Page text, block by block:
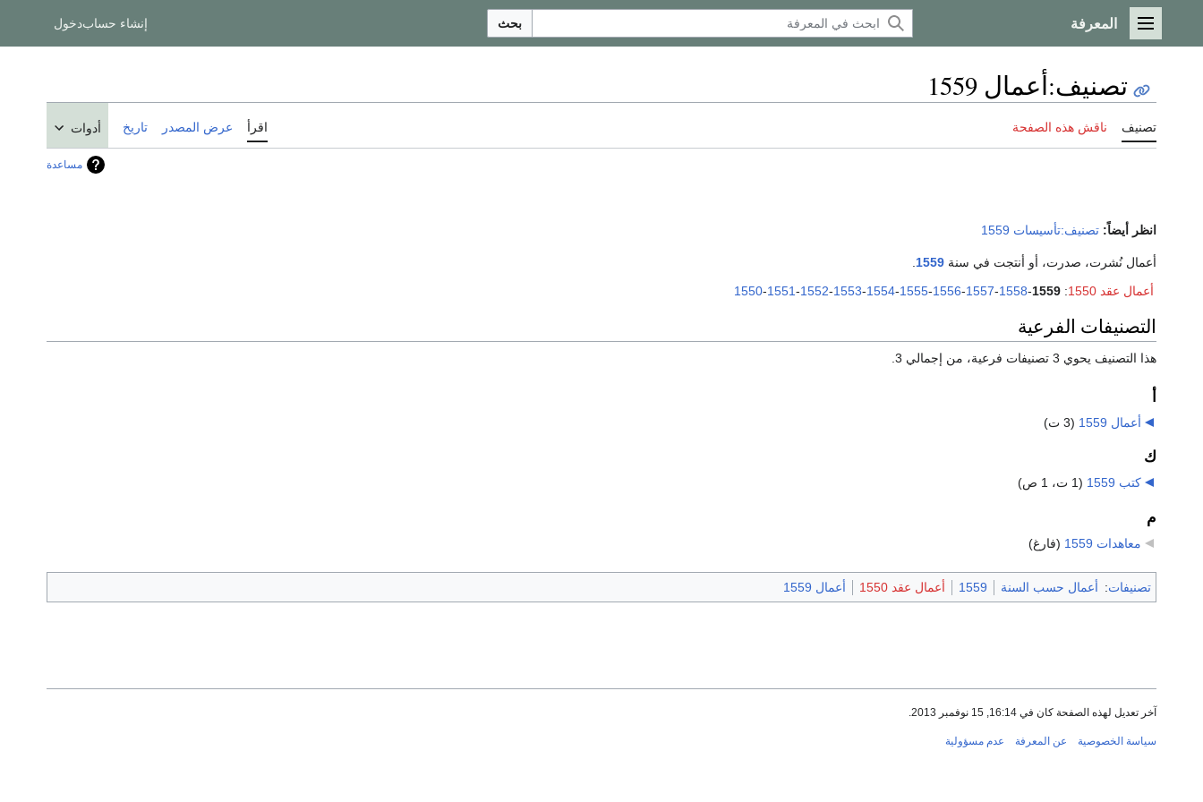
القائمة الرئيسية
المعرفة بحث إنشاء حسابدخول
تصنيف:أعمال 1559
تصنيف ناقش هذه الصفحة اقرأ عرض المصدر تاريخ أدوات
مساعدة
انظر أيضاً: تصنيف:تأسيسات 1559
أعمال نُشرت، صدرت، أو أنتجت في سنة 1559
أعمال عقد 1550
:
1550-1551-1552-1553-1554-1555-1556-1557-1558-1559
التصنيفات الفرعية
هذا التصنيف يحوي 3 تصنيفات فرعية، من إجمالي 3.
أعمال 1559 (3 ت)
ك
كتب 1559 (1 ت، 1 ص)
م
معاهدات 1559 (فارغ)
تصنيفات: أعمال حسب السنة 1559 أعمال عقد 1550 أعمال 1559
آخر تعديل لهذه الصفحة كان في 16:14, 15 نوفمبر 2013.
سياسة الخصوصية عن المعرفة عدم مسؤولية